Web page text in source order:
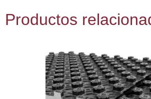
Productos